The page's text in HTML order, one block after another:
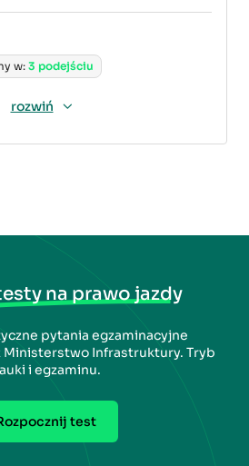
w: 3 podejściu
rozwiń
na prawo jazdy
pytania egzaminacyjne
Ministerstwo Infrastruktury. Tryb
i egzaminu.
test